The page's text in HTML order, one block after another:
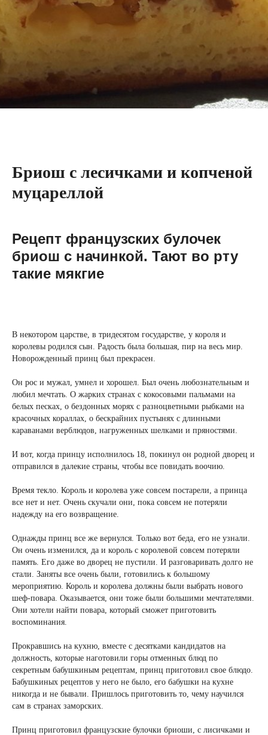
Бриош с лесичками и копченой
муцареллой
Рецепт французских булочек
бриош с начинкой. Тают во рту
такие мякгие
В некотором царстве, в тридесятом государстве, у короля и
королевы родился сын. Радость была большая, пир на весь мир.
Новорожденный принц был прекрасен.
Он рос и мужал, умнел и хорошел. Был очень любознательным и
любил мечтать. О жарких странах с кокосовыми пальмами на
белых песках, о бездонных морях с разноцветными рыбками на
красочных кораллах, о бескрайних пустынях с длинными
караванами верблюдов, нагруженных шелками и пряностями.
И вот, когда принцу исполнилось 18, покинул он родной дворец и
отправился в далекие страны, чтобы все повидать воочию.
Время текло. Король и королева уже совсем постарели, а принца
все нет и нет. Очень скучали они, пока совсем не потеряли
надежду на его возвращение.
Однажды принц все же вернулся. Только вот беда, его не узнали.
Он очень изменился, да и король с королевой совсем потеряли
память. Его даже во дворец не пустили. И разговаривать долго не
стали. Заняты все очень были, готовились к большому
мероприятию. Король и королева должны были выбрать нового
шеф-повара. Оказывается, они тоже были большими мечтателями.
Они хотели найти повара, который сможет приготовить
воспоминания.
Прокравшись на кухню, вместе с десятками кандидатов на
должность, которые наготовили горы отменных блюд по
секретным бабушкиным рецептам, принц приготовил свое блюдо.
Бабушкиных рецептов у него не было, его бабушки на кухне
никогда и не бывали. Пришлось приготовить то, чему научился
сам в странах заморских.
Принц приготовил французские булочки бриоши, с лисичками и